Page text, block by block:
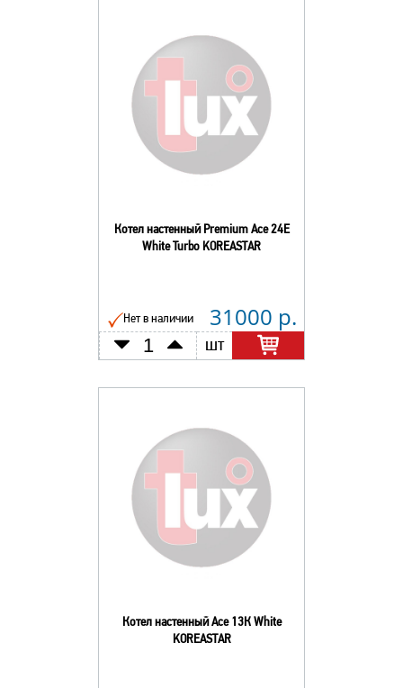
Котел настенный Premium Асе 24E
White Turbo KOREASTAR
Нет в наличии 31000 р.
шт
Котел настенный Асе 13К White
KOREASTAR